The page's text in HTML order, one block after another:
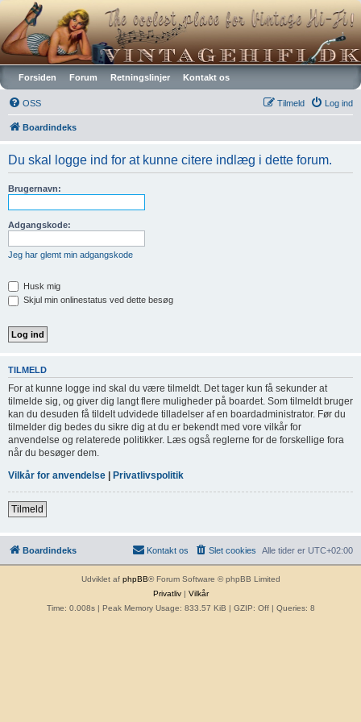
Vintagehifi.dk
Forsiden Forum Retningslinjer Kontakt os
OSS Log ind
Tilmeld
Boardindeks
Du skal logge ind for at kunne citere indlæg i dette forum.
Brugernavn:
Adgangskode:
Jeg har glemt min adgangskode
Husk mig
Skjul min onlinestatus ved dette besøg
TILMELD
For at kunne logge ind skal du være tilmeldt. Det tager kun få sekunder at
tilmelde sig, og giver dig langt flere muligheder på boardet. Som tilmeldt bruger
kan du desuden få tildelt udvidede tilladelser af en boardadministrator. Før du
tilmelder dig bedes du sikre dig at du er bekendt med vore vilkår for
anvendelse og relaterede politikker. Læs også reglerne for de forskellige fora
når du besøger dem.
Vilkår for anvendelse
Privatlivspolitik
Tilmeld
Boardindeks Alle tider er UTC+02:00
Slet cookies
Kontakt os
Udviklet af phpBB® Forum Software © phpBB Limited
Privatliv| Vilkår
Time: 0.008s| Peak Memory Usage: 833.57 KiB | GZIP: Off | Queries: 8